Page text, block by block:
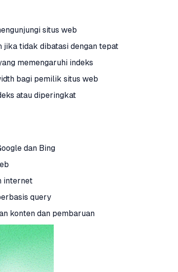
situs web
jika tidak dibatasi dengan tepat
memengaruhi indeks
bagi pemilik situs web
atau diperingkat
dan Bing
internet
query
konten dan pembaruan